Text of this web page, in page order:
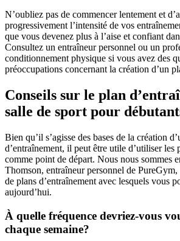
N’oubliez pas de commencer lentement et
progressivement l’intensité de vos
que vous devenez plus à l’aise et confiant
Consultez un entraîneur personnel ou un
conditionnement physique si vous avez des
préoccupations concernant la création d’un
Conseils sur le plan
salle de sport pour
Bien qu’il s’agisse des bases de la création
d’entraînement, il peut être utile d’utiliser les
comme point de départ. Nous nous sommes
Thomson, entraîneur personnel de
de plans d’entraînement avec lesquels vous
aujourd’hui.
À quelle fréquence devriez-vous
chaque semaine?